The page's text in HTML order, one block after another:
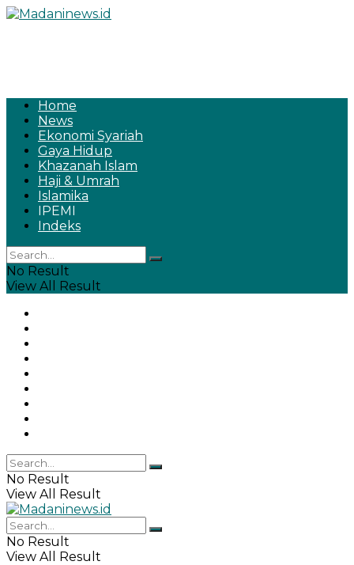
Home
News
Ekonomi Syariah
Gaya Hidup
Khazanah Islam
Haji & Umrah
Islamika
IPEMI
Indeks
No Result
View All Result
No Result
View All Result
No Result
View All Result